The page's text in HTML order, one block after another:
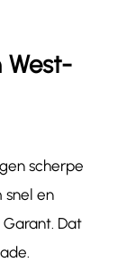
West-
scherpe
snel en
Dat